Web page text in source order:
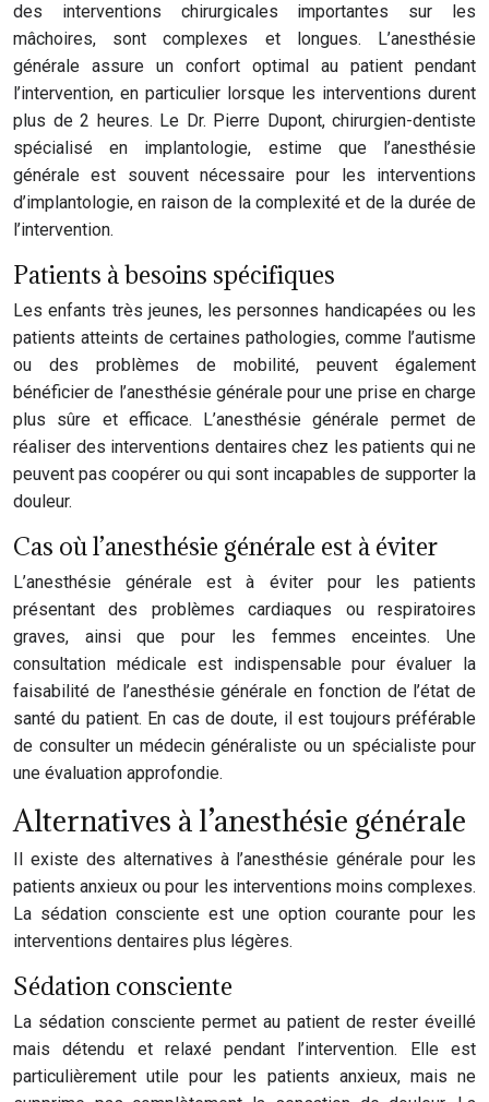
des interventions chirurgicales importantes sur les
mâchoires, sont complexes et longues. L’anesthésie
générale assure un confort optimal au patient pendant
l’intervention, en particulier lorsque les interventions durent
plus de 2 heures. Le Dr. Pierre Dupont, chirurgien-dentiste
spécialisé en implantologie, estime que l’anesthésie
générale est souvent nécessaire pour les interventions
d’implantologie, en raison de la complexité et de la durée de
l’intervention.
Patients à besoins spécifiques
Les enfants très jeunes, les personnes handicapées ou les
patients atteints de certaines pathologies, comme l’autisme
ou des problèmes de mobilité, peuvent également
bénéficier de l’anesthésie générale pour une prise en charge
plus sûre et efficace. L’anesthésie générale permet de
réaliser des interventions dentaires chez les patients qui ne
peuvent pas coopérer ou qui sont incapables de supporter la
douleur.
Cas où l’anesthésie générale est à éviter
L’anesthésie générale est à éviter pour les patients
présentant des problèmes cardiaques ou respiratoires
graves, ainsi que pour les femmes enceintes. Une
consultation médicale est indispensable pour évaluer la
faisabilité de l’anesthésie générale en fonction de l’état de
santé du patient. En cas de doute, il est toujours préférable
de consulter un médecin généraliste ou un spécialiste pour
une évaluation approfondie.
Alternatives à l’anesthésie générale
Il existe des alternatives à l’anesthésie générale pour les
patients anxieux ou pour les interventions moins complexes.
La sédation consciente est une option courante pour les
interventions dentaires plus légères.
Sédation consciente
La sédation consciente permet au patient de rester éveillé
mais détendu et relaxé pendant l’intervention. Elle est
particulièrement utile pour les patients anxieux, mais ne